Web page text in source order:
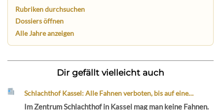
Rubriken durchsuchen
Dossiers öffnen
Alle Jahre anzeigen
Dir gefällt vielleicht auch
Schlachthof Kassel: Alle Fahnen verboten, bis auf eine…
Im Zentrum Schlachthof in Kassel mag man keine Fahnen.